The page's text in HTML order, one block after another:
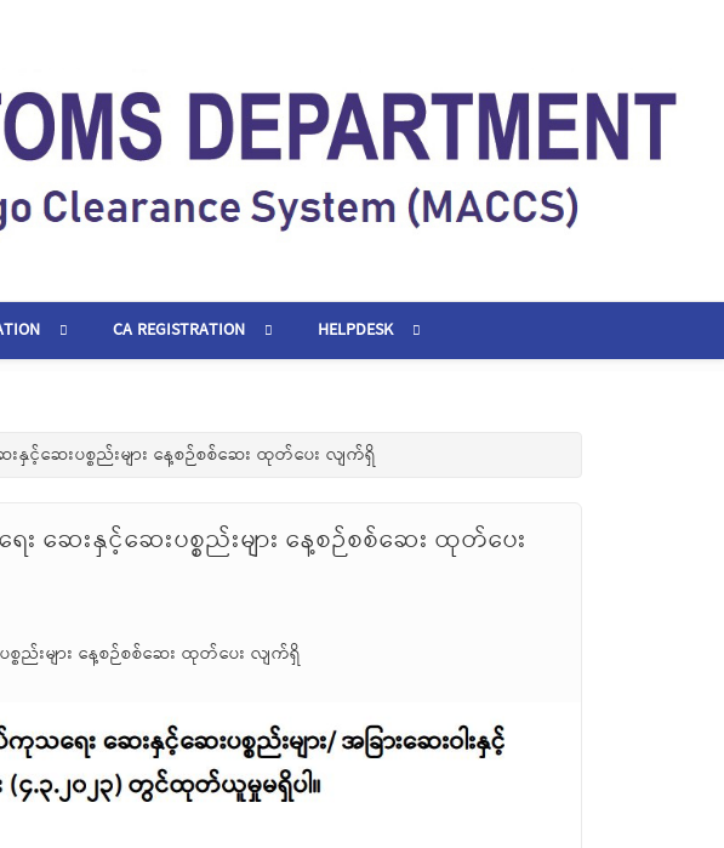
CA REGISTRATION HELPDESK
နှင့်ဆေးပစ္စည်းများ နေ့စဉ်စစ်ဆေး ထုတ်ပေး လျက်ရှိ
း ဆေးနှင့်ဆေးပစ္စည်းများ နေ့စဉ်စစ်ဆေး ထုတ်ပေး
စည်းများ နေ့စဉ်စစ်ဆေး ထုတ်ပေး လျက်ရှိ